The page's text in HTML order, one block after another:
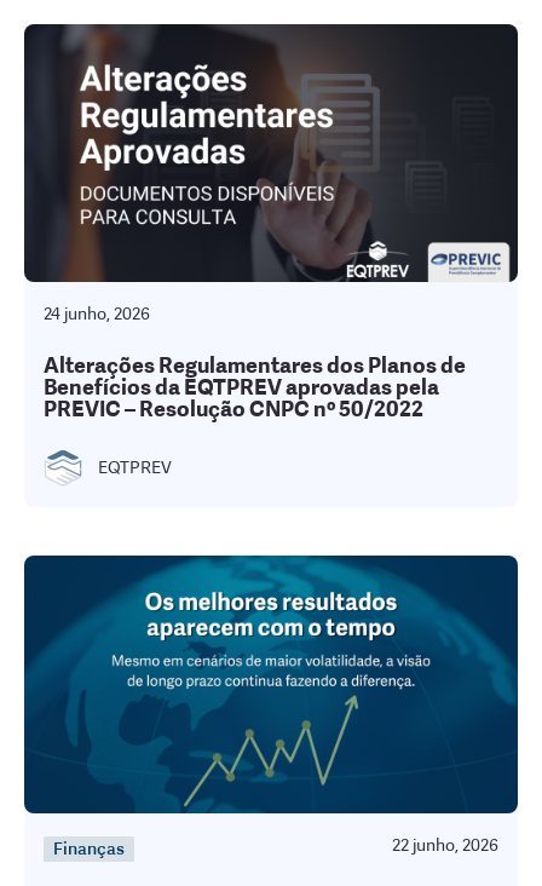
24 junho, 2026
Alterações Regulamentares dos Planos de
Benefícios da EQTPREV aprovadas pela
PREVIC – Resolução CNPC nº 50/2022
EQTPREV
Finanças 22 junho, 2026